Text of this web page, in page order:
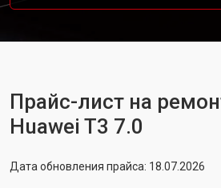
Прайс-лист на
Huawei T3 7.0
Дата обновления прайса: 18.07.2026